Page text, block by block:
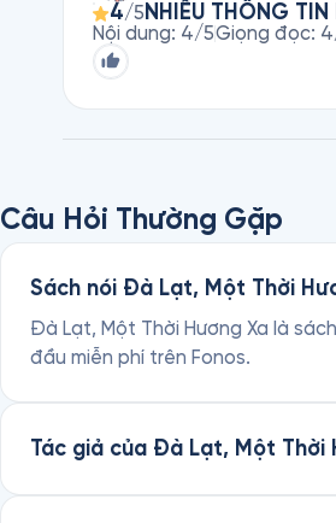
4/5 NHIỀU THÔNG TIN
Nội dung: 4/5Giọng đọc: 4
Câu Hỏi Thường Gặp
Sách nói Đà Lạt, Một Thời
Đà Lạt, Một Thời Hương Xa là
đầu miễn phí trên Fonos.
Tác giả của Đà Lạt, Một Thời